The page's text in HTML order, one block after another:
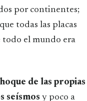
por continentes;
todas las placas
todo el mundo era
de las propias
seísmos y poco a